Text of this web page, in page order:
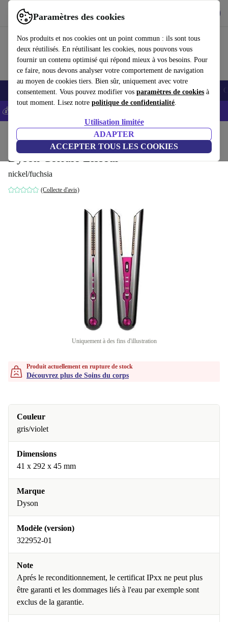
Paramètres des cookies
Nos produits et nos cookies ont un point commun : ils sont tous
deux réutilisés. En réutilisant les cookies, nous pouvons vous
fournir un contenu optimisé qui répond mieux à vos besoins. Pour
ce faire, nous devons analyser votre comportement de navigation
au moyen de cookies tiers. Bien sûr, uniquement avec votre
consentement. Vous pouvez modifier vos paramètres de cookies à
tout moment. Lisez notre politique de confidentialité.
Utilisation limitée
ADAPTER
ACCEPTER TOUS LES COOKIES
Utilisez refurbed rapidement et facilement
Smartphones Laptops Tablettes Montres connectées Accessoires
💰-5% EXTRA sur les iPhones – Code: IPHONEDEAL -
Santé & Beauté Soins du corps
Dyson Corrale Lisseur
nickel/fuchsia
(Collecte d'avis)
Uniquement à des fins d'illustration
Produit actuellement en rupture de stock
Découvrez plus de Soins du corps
Couleur
gris/violet
Dimensions
41 x 292 x 45 mm
Marque
Dyson
Modèle (version)
322952-01
Note
Aprés le reconditionnement, le certificat IPxx ne peut plus
être garanti et les dommages liés à l'eau par exemple sont
exclus de la garantie.